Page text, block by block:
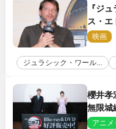
『ジュ
ス・エ
映画
ジュラシック・ワール...
櫻井孝
無限城
とは？
アニメ